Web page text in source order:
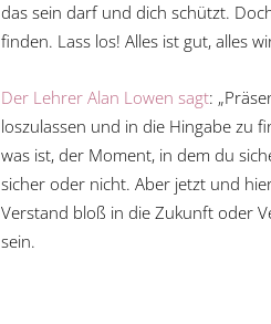
das sein darf und dich schützt.
finden. Lass los! Alles ist gut, alles
Der Lehrer Alan Lowen sagt:
loszulassen und in die Hingabe zu
was ist, der Moment, in dem du
sicher oder nicht. Aber jetzt und
Verstand bloß in die Zukunft oder
sein.